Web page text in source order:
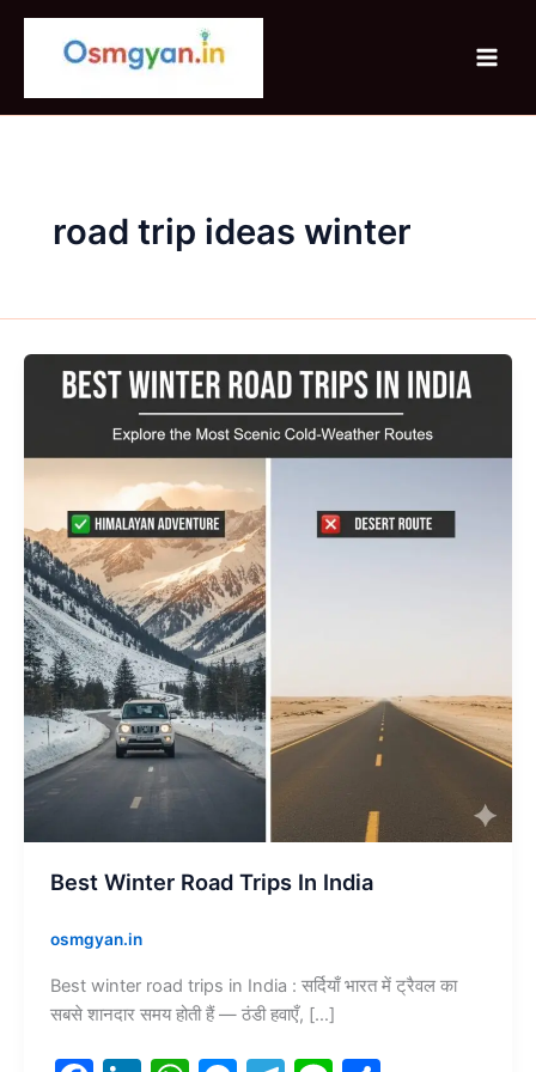
Skip
road trip ideas winter
Best Winter Road Trips In India
osmgyan.in
Best winter road trips in India : सर्दियाँ भारत में ट्रैवल का
सबसे शानदार समय होती हैं — ठंडी हवाएँ, […]
Best
Winter
Trips
India